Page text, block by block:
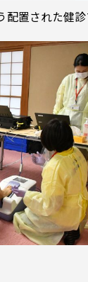
配置された健